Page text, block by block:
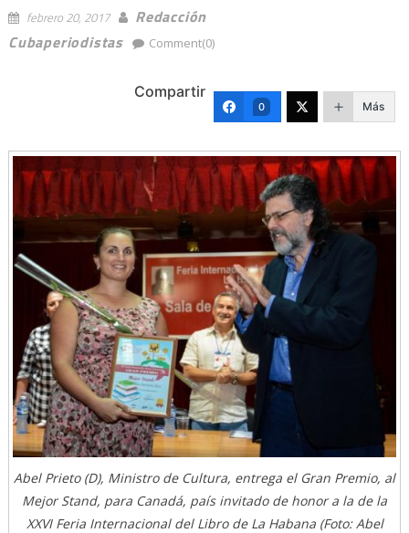
febrero 20, 2017
Redacción
Cubaperiodistas
Comment(0)
Compartir
0 Más
Abel Prieto (D), Ministro de Cultura, entrega el Gran Premio, al
Mejor Stand, para Canadá, país invitado de honor a la de la
XXVI Feria Internacional del Libro de La Habana (Foto: Abel